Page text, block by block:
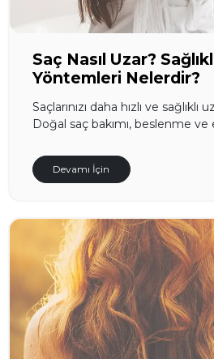
Saç Nasıl Uzar?
Yöntemleri Nelerdir?
Saçlarınızı daha hızlı ve
Doğal saç bakımı, beslenme ve
Devamı İçin